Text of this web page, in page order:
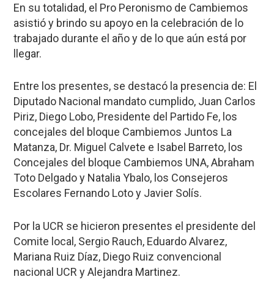
En su totalidad, el Pro Peronismo de Cambiemos
asistió y brindo su apoyo en la celebración de lo
trabajado durante el año y de lo que aún está por
llegar.
Entre los presentes, se destacó la presencia de: El
Diputado Nacional mandato cumplido, Juan Carlos
Piriz, Diego Lobo, Presidente del Partido Fe, los
concejales del bloque Cambiemos Juntos La
Matanza, Dr. Miguel Calvete e Isabel Barreto, los
Concejales del bloque Cambiemos UNA, Abraham
Toto Delgado y Natalia Ybalo, los Consejeros
Escolares Fernando Loto y Javier Solís.
Por la UCR se hicieron presentes el presidente del
Comite local, Sergio Rauch, Eduardo Alvarez,
Mariana Ruiz Díaz, Diego Ruiz convencional
nacional UCR y Alejandra Martinez.